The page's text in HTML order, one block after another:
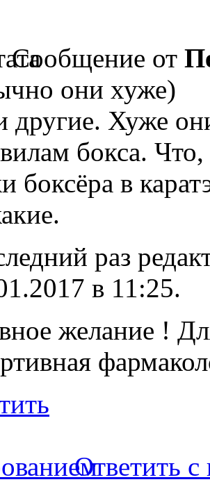
Сообщение от
они хуже)
другие. Хуже
бокса.
боксёра в
раз
в 11:25.
желание !
Ответить с